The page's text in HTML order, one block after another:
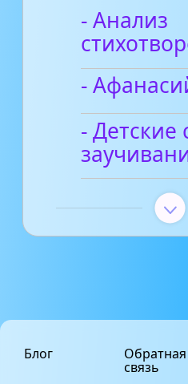
- Анализ
-
- Детские
Блог Обратная
связь